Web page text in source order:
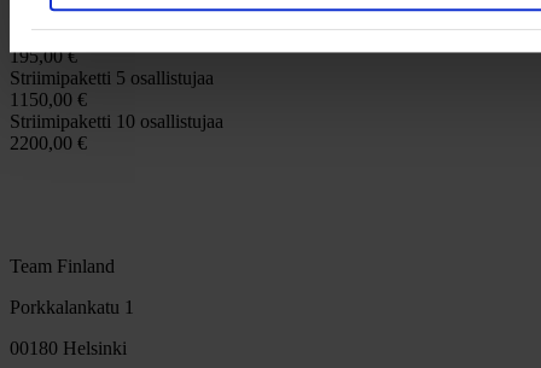
395,00 €
Virkamieshinta
195,00 €
Striimipaketti 5 osallistujaa
1150,00 €
Striimipaketti 10 osallistujaa
2200,00 €
Team Finland
Porkkalankatu 1
00180 Helsinki